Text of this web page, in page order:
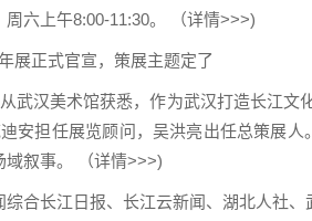
六上午8:00-11:30。 （详情>>>)
正式官宣，策展主题定了
汉美术馆获悉，作为武汉打造长江文
安担任展览顾问，吴洪亮出任总策展人
域叙事。 （详情>>>)
长江日报、长江云新闻、湖北人社、